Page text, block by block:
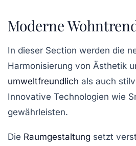
Moderne
In dieser Section werden die
Harmonisierung von Ästhetik
umweltfreundlich als auch
Innovative Technologien wie
gewährleisten.
Die Raumgestaltung setzt